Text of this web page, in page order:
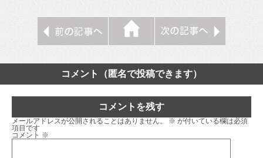
コメント（匿名で投稿できます）
コメントを残す
メールアドレスが公開されることはありません。 ※ が付いている欄は必須
項目です
コメント ※